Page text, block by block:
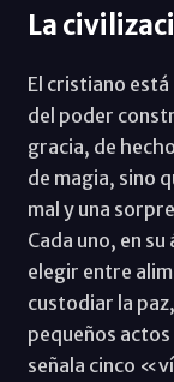
La
El cristiano
del poder
gracia, de
de magia, sino
mal y una
Cada uno, en
elegir entre
custodiar la
pequeños
señala cinco